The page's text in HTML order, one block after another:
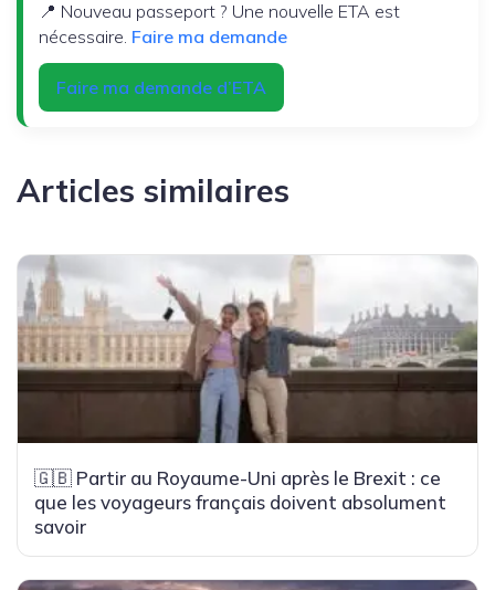
📍 Nouveau passeport ? Une nouvelle ETA est
nécessaire. Faire ma demande
Faire ma demande d’ETA
Articles similaires
🇬🇧 Partir au Royaume-Uni après le Brexit : ce
que les voyageurs français doivent absolument
savoir